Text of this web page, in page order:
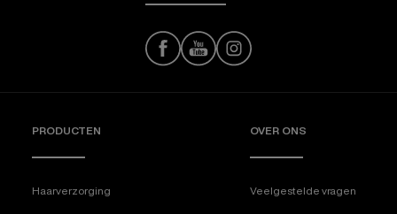
PRODUCTEN
Haarverzorging
OVER ONS
Veelgestelde vragen